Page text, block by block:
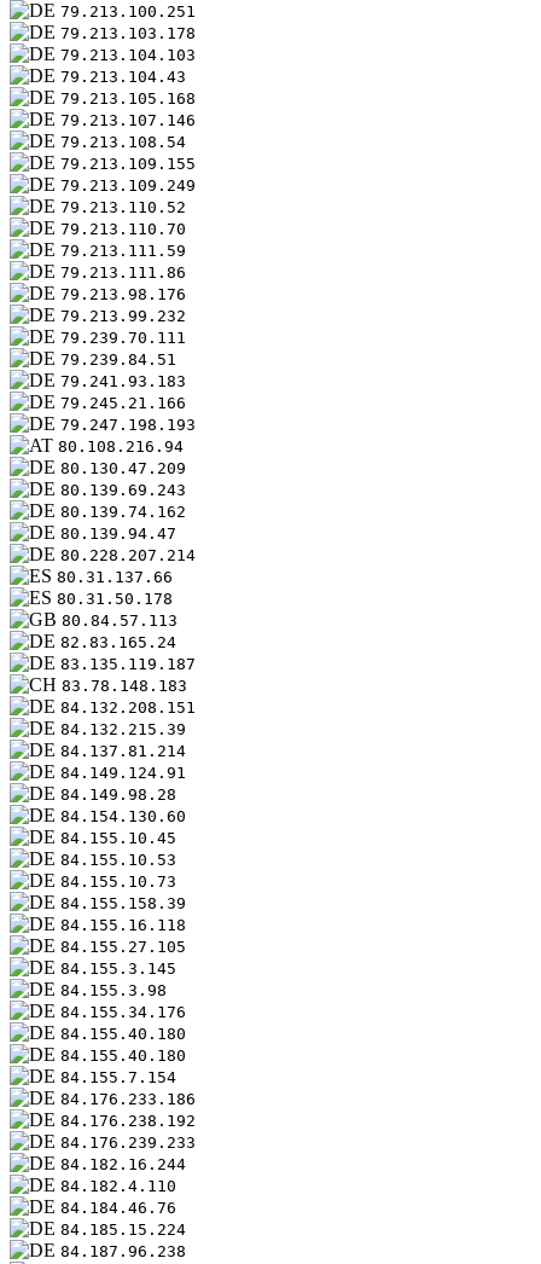
79.213.100.251
79.213.103.178
79.213.104.103
79.213.104.43
79.213.105.168
79.213.107.146
79.213.108.54
79.213.109.155
79.213.109.249
79.213.110.52
79.213.110.70
79.213.111.59
79.213.111.86
79.213.98.176
79.213.99.232
79.239.70.111
79.239.84.51
79.241.93.183
79.245.21.166
79.247.198.193
80.108.216.94
80.130.47.209
80.139.69.243
80.139.74.162
80.139.94.47
80.228.207.214
80.31.137.66
80.31.50.178
80.84.57.113
82.83.165.24
83.135.119.187
83.78.148.183
84.132.208.151
84.132.215.39
84.137.81.214
84.149.124.91
84.149.98.28
84.154.130.60
84.155.10.45
84.155.10.53
84.155.10.73
84.155.158.39
84.155.16.118
84.155.27.105
84.155.3.145
84.155.3.98
84.155.34.176
84.155.40.180
84.155.40.180
84.155.7.154
84.176.233.186
84.176.238.192
84.176.239.233
84.182.16.244
84.182.4.110
84.184.46.76
84.185.15.224
84.187.96.238